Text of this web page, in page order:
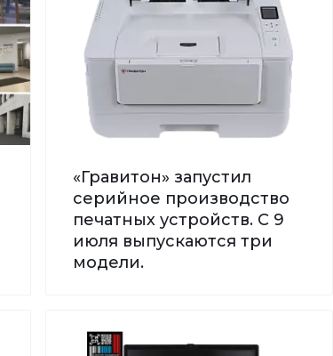
«Гравитон» запустил
серийное производство
печатных устройств. С 9
июля выпускаются три
модели.